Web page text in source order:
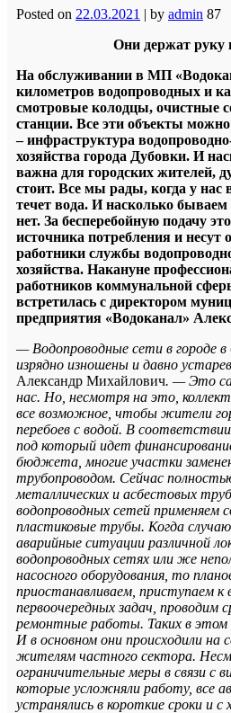
Posted on 22.03.2021 | by admin 87
Они держат руку
На обслуживании в МП
километров водопроводных и
смотровые колодцы, очистные
станции. Все эти объекты
– инфраструктура
хозяйства города Дубовки. И
важна для городских жителей,
стоит. Все мы рады, когда у нас
течет вода. И насколько
нет. За бесперебойную подачу
источника потребления и несут
работники службы
хозяйства. Накануне
работников коммунальной
встретилась с директором
предприятия «Водоканал»
— Водопроводные сети в городе в
изрядно изношены и давно
Александр Михайлович. — Это
нас. Но, несмотря на это,
все возможное, чтобы жители
перебоев с водой. В
под который идет
бюджета, многие участки
трубопроводом. Сейчас
металлических и асбестовых
водопроводных сетей применяем
пластиковые трубы. Когда
аварийные ситуации различной
водопроводных сетях или же
насосного оборудования, то
приостанавливаем, приступаем к
первоочередных задач, проводим
ремонтные работы. Таких в этом
И в основном они происходили на
жителям частного сектора.
ограничительные меры в связи с
которые усложняли работу, все
устранялись в короткие сроки и